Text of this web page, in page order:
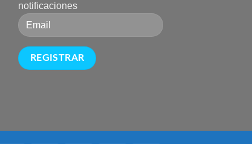
notificaciones